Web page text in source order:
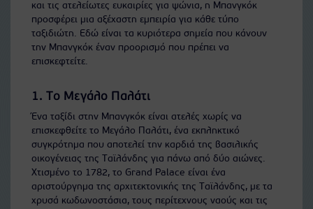
και τις ατελείωτες ευκαιρίες για ψώνια, η Μπανγκόκ
προσφέρει μια αξέχαστη εμπειρία για κάθε τύπο
ταξιδιώτη. Εδώ είναι τα κυριότερα σημεία που κάνουν
την Μπανγκόκ έναν προορισμό που πρέπει να
επισκεφτείτε.
1. Το Μεγάλο Παλάτι
Ένα ταξίδι στην Μπανγκόκ είναι ατελές χωρίς να
επισκεφθείτε το Μεγάλο Παλάτι, ένα εκπληκτικό
συγκρότημα που αποτελεί την καρδιά της βασιλικής
οικογένειας της Ταϊλάνδης για πάνω από δύο αιώνες.
Χτισμένο το 1782, το Grand Palace είναι ένα
αριστούργημα της αρχιτεκτονικής της Ταϊλάνδης, με τα
χρυσά κωδωνοστάσια, τους περίτεχνους ναούς και τις